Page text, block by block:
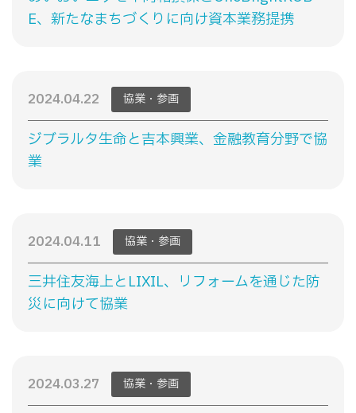
E、新たなまちづくりに向け資本業務提携
2024.04.22 協業・参画
ジブラルタ生命と吉本興業、金融教育分野で協
業
2024.04.11 協業・参画
三井住友海上とLIXIL、リフォームを通じた防
災に向けて協業
2024.03.27 協業・参画